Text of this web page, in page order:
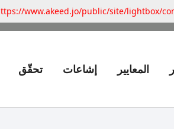
المعايير إشاعات تحقّق
www.akeed.jo/public/site/lightbox/